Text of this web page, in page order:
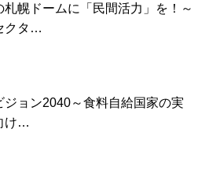
札幌ドームに「民間活力」を！～
クタ…
ジョン2040～食料自給国家の実
け…